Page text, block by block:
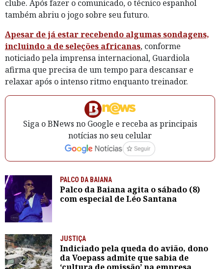
clube. Após fazer o comunicado, o técnico espanhol
também abriu o jogo sobre seu futuro.
Apesar de já estar recebendo algumas sondagens,
incluindo a de seleções africanas, conforme
noticiado pela imprensa internacional, Guardiola
afirma que precisa de um tempo para descansar e
relaxar após o intenso ritmo enquanto treinador.
Siga o BNews no Google e receba as principais
notícias no seu celular
PALCO DA BAIANA
Palco da Baiana agita o sábado (8)
com especial de Léo Santana
JUSTIÇA
Indiciado pela queda do avião, dono
da Voepass admite que sabia de